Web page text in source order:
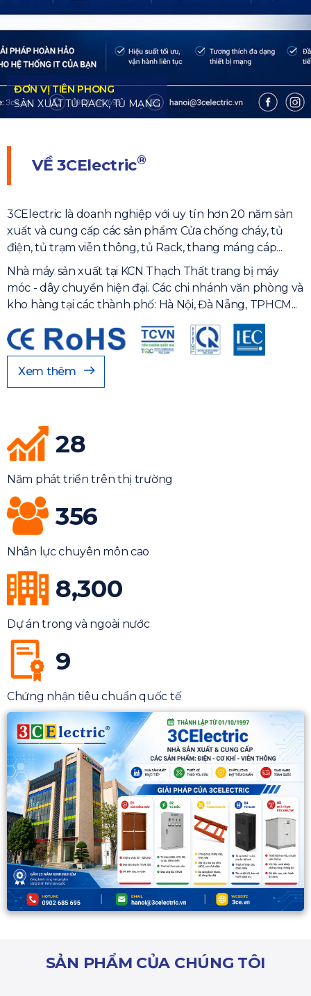
VỀ3CElectric®
3CElectric là doanh nghiệp với uy tín hơn 20 năm sản
xuất và cung cấp các sản phẩm: Cửa chống cháy, tủ
điện, tủ trạm viễn thông, tủ Rack, thang máng cáp...
Nhà máy sản xuất tại KCN Thạch Thất trang bị máy
móc - dây chuyền hiện đại. Các chi nhánh văn phòng và
kho hàng tại các thành phố: Hà Nội, Đà Nẵng, TPHCM...
Xem thêm
28
Năm phát triển trên thị trường
356
Nhân lực chuyên môn cao
8,300
Dự án trong và ngoài nước
9
Chứng nhận tiêu chuẩn quốc tế
SẢN PHẨM CỦA CHÚNG TÔI